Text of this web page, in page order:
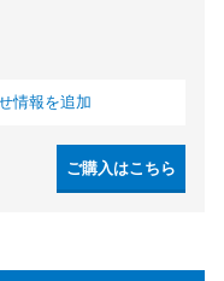
情報を追加
ご購入はこちら